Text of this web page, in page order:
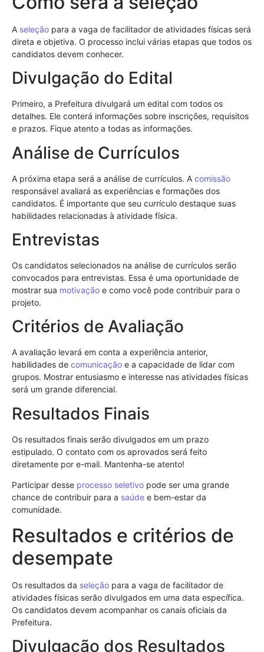
A seleção para a vaga de facilitador de atividades físicas será
direta e objetiva. O processo inclui várias etapas que todos os
candidatos devem conhecer.
Divulgação do Edital
Primeiro, a Prefeitura divulgará um edital com todos os
detalhes. Ele conterá informações sobre inscrições, requisitos
e prazos. Fique atento a todas as informações.
Análise de Currículos
A próxima etapa será a análise de currículos. A comissão
responsável avaliará as experiências e formações dos
candidatos. É importante que seu currículo destaque suas
habilidades relacionadas à atividade física.
Entrevistas
Os candidatos selecionados na análise de currículos serão
convocados para entrevistas. Essa é uma oportunidade de
mostrar sua motivação e como você pode contribuir para o
projeto.
Critérios de Avaliação
A avaliação levará em conta a experiência anterior,
habilidades de comunicação e a capacidade de lidar com
grupos. Mostrar entusiasmo e interesse nas atividades físicas
será um grande diferencial.
Resultados Finais
Os resultados finais serão divulgados em um prazo
estipulado. O contato com os aprovados será feito
diretamente por e-mail. Mantenha-se atento!
Participar desse processo seletivo pode ser uma grande
chance de contribuir para a saúde e bem-estar da
comunidade.
Resultados e critérios de
desempate
Os resultados da seleção para a vaga de facilitador de
atividades físicas serão divulgados em uma data específica.
Os candidatos devem acompanhar os canais oficiais da
Prefeitura.
Divulgação dos Resultados